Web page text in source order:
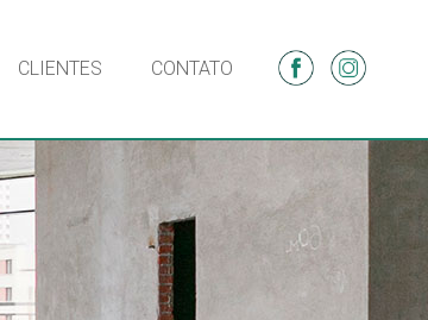
CLIENTES CONTATO